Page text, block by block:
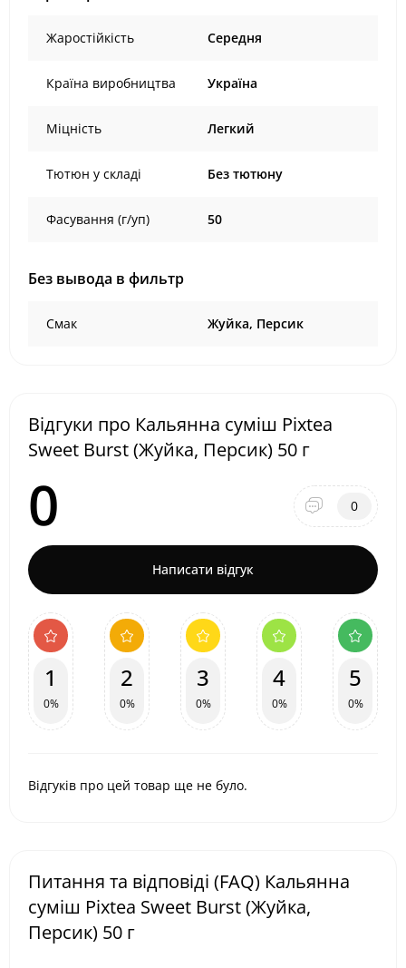
Жаростійкість Середня
Країна виробництва Україна
Міцність Легкий
Тютюн у складі Без тютюну
Фасування (г/уп) 50
Без вывода в фильтр
Смак Жуйка, Персик
Відгуки про Кальянна суміш Pixtea
Sweet Burst (Жуйка, Персик) 50 г
0 0
Написати відгук
1
0%
2
0%
3
0%
4
0%
5
0%
Відгуків про цей товар ще не було.
Питання та відповіді (FAQ) Кальянна
суміш Pixtea Sweet Burst (Жуйка,
Персик) 50 г